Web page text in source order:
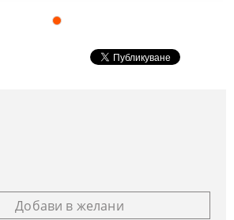
Добави в желани